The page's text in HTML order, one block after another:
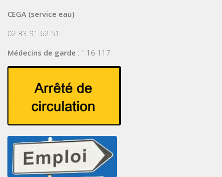
CEGA (service eau)
02.33.91.62.51
Médecins de garde : 116 117